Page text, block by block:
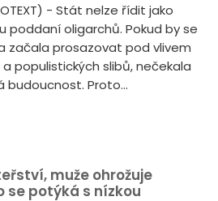
- Stát nelze řídit jako
poddaní oligarchů. Pokud by se
začala prosazovat pod vlivem
populistických slibů, nečekala
budoucnost. Proto...
muže ohrožuje
se potýká s nízkou